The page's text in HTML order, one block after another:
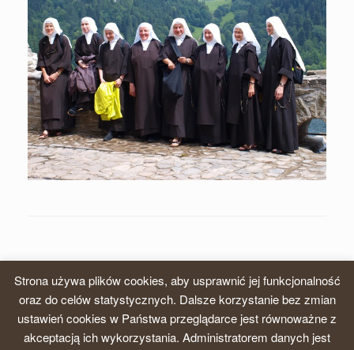
© 2026, Zgromadzenie Sióstr Karmelitanek Dzieciątka Jezus, Prowincja
krakowska
Strona używa plików cookies, aby usprawnić jej funkcjonalność
oraz do celów statystycznych. Dalsze korzystanie bez zmian
ustawień cookies w Państwa przeglądarce jest równoważne z
akceptacją ich wykorzystania. Administratorem danych jest